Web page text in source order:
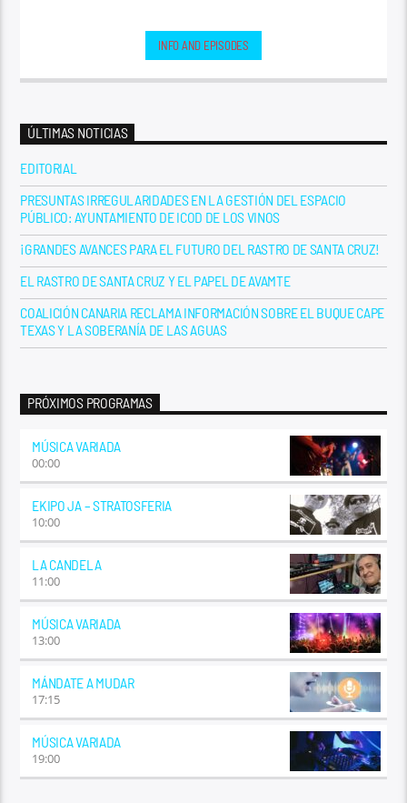
INFO AND EPISODES
ÚLTIMAS NOTICIAS
EDITORIAL
PRESUNTAS IRREGULARIDADES EN LA GESTIÓN DEL ESPACIO
PÚBLICO: AYUNTAMIENTO DE ICOD DE LOS VINOS
¡GRANDES AVANCES PARA EL FUTURO DEL RASTRO DE SANTA CRUZ!
EL RASTRO DE SANTA CRUZ Y EL PAPEL DE AVAMTE
COALICIÓN CANARIA RECLAMA INFORMACIÓN SOBRE EL BUQUE CAPE
TEXAS Y LA SOBERANÍA DE LAS AGUAS
PRÓXIMOS PROGRAMAS
MÚSICA VARIADA
00:00
EKIPO JA – STRATOSFERIA
10:00
LA CANDELA
11:00
MÚSICA VARIADA
13:00
MÁNDATE A MUDAR
17:15
MÚSICA VARIADA
19:00